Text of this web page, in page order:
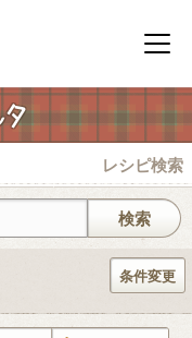
メニ
レシピ検索
条件変更